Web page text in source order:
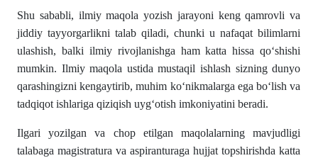
Shu sababli, ilmiy maqola yozish jarayoni keng qamrovli va
jiddiy tayyorgarlikni talab qiladi, chunki u nafaqat bilimlarni
ulashish, balki ilmiy rivojlanishga ham katta hissa qoʻshishi
mumkin. Ilmiy maqola ustida mustaqil ishlash sizning dunyo
qarashingizni kengaytirib, muhim koʻnikmalarga ega boʻlish va
tadqiqot ishlariga qiziqish uygʻotish imkoniyatini beradi.
Ilgari yozilgan va chop etilgan maqolalarning mavjudligi
talabaga magistratura va aspiranturaga hujjat topshirishda katta